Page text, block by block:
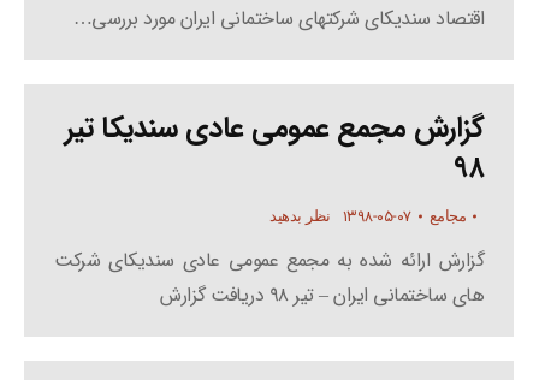
اقتصاد سندیکای شرکتهای ساختمانی ایران مورد بررسی…
گزارش مجمع عمومی عادی سندیکا تیر
۹۸
مجامع ۱۳۹۸-۰۵-۰۷ نظر بدهید
گزارش ارائه شده به مجمع عمومی عادی سندیکای شرکت
های ساختمانی ایران – تیر ۹۸ دریافت گزارش